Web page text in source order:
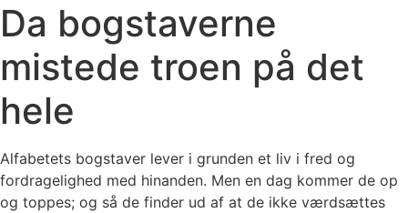
Da bogstaverne
mistede troen på det
hele
Alfabetets bogstaver lever i grunden et liv i fred og
fordragelighed med hinanden. Men en dag kommer de op
og toppes; og så de finder ud af at de ikke værdsættes